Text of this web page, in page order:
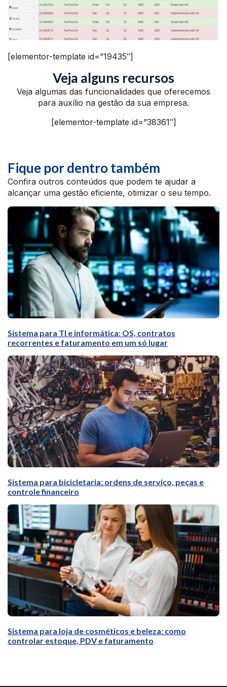
[elementor-template id=”19435″]
Veja alguns recursos
Veja algumas das funcionalidades que oferecemos
para auxílio na gestão da sua empresa.
[elementor-template id=”38361″]
Fique por dentro também
Confira outros conteúdos que podem te ajudar a
alcançar uma gestão eficiente, otimizar o seu tempo.
Sistema para TI e informática: OS, contratos
recorrentes e faturamento em um só lugar
Sistema para bicicletaria: ordens de serviço, peças e
controle financeiro
Sistema para loja de cosméticos e beleza: como
controlar estoque, PDV e faturamento